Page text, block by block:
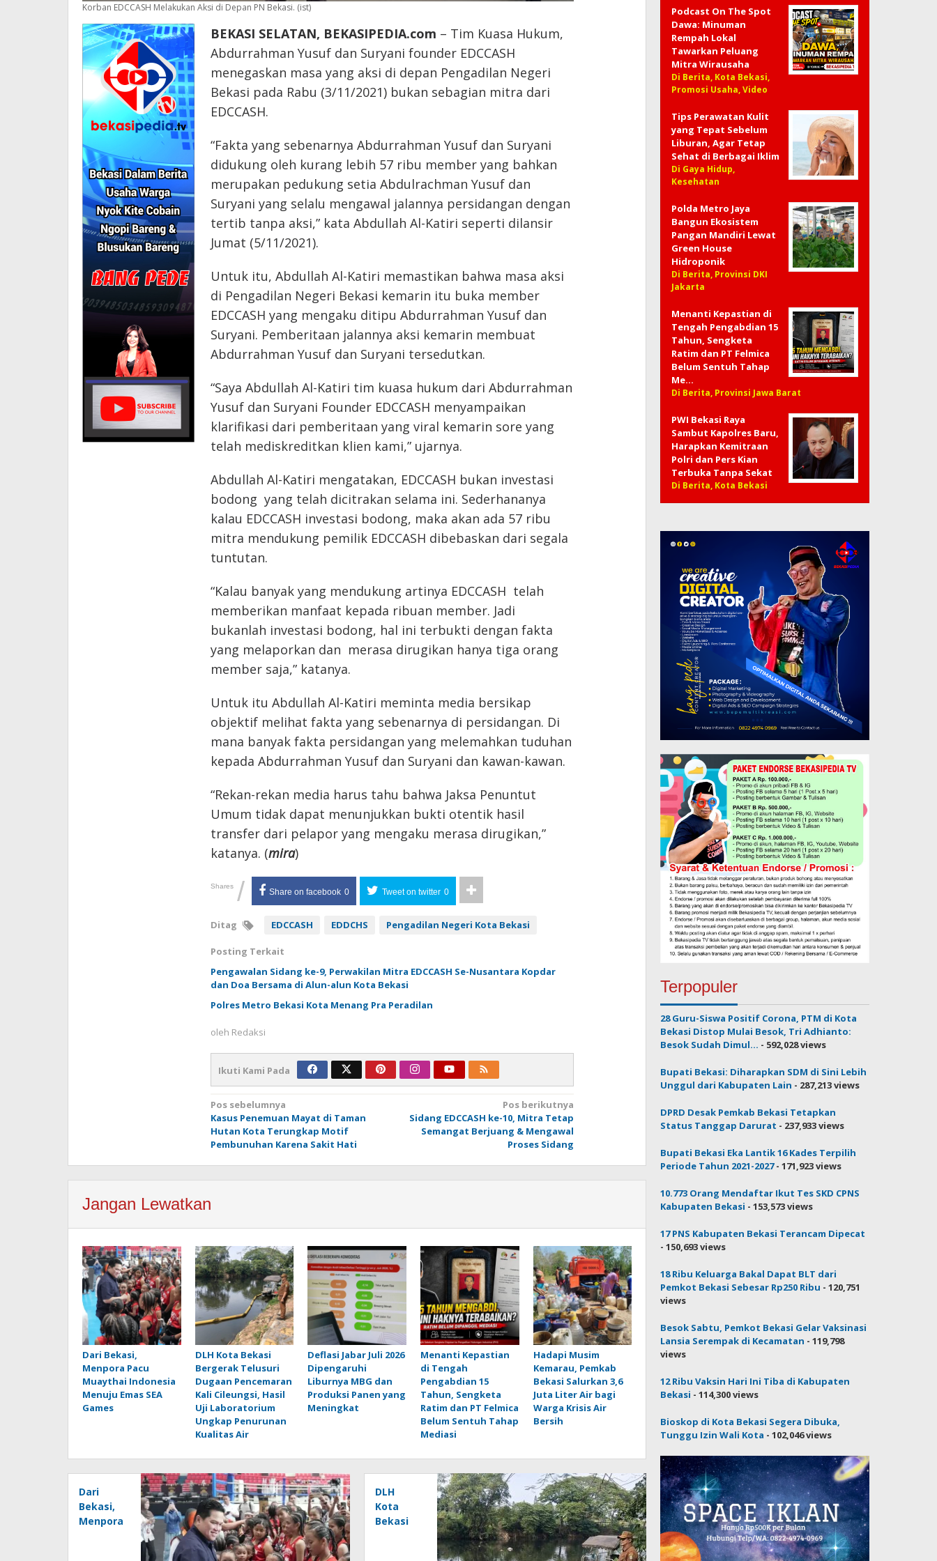
Korban EDCCASH Melakukan Aksi di Depan PN Bekasi. (ist)
BEKASI SELATAN, BEKASIPEDIA.com – Tim Kuasa Hukum,
Abdurrahman Yusuf dan Suryani founder EDCCASH
menegaskan masa yang aksi di depan Pengadilan Negeri
Bekasi pada Rabu (3/11/2021) bukan sebagian mitra dari
EDCCASH.
“Fakta yang sebenarnya Abdurrahman Yusuf dan Suryani
didukung oleh kurang lebih 57 ribu member yang bahkan
merupakan pedukung setia Abdulrachman Yusuf dan
Suryani yang selalu mengawal jalannya persidangan dengan
tertib tanpa aksi,” kata Abdullah Al-Katiri seperti dilansir
Jumat (5/11/2021).
Untuk itu, Abdullah Al-Katiri memastikan bahwa masa aksi
di Pengadilan Negeri Bekasi kemarin itu buka member
EDCCASH yang mengaku ditipu Abdurrahman Yusuf dan
Suryani. Pemberitaan jalannya aksi kemarin membuat
Abdurrahman Yusuf dan Suryani tersedutkan.
“Saya Abdullah Al-Katiri tim kuasa hukum dari Abdurrahman
Yusuf dan Suryani Founder EDCCASH menyampaikan
klarifikasi dari pemberitaan yang viral kemarin sore yang
telah mediskreditkan klien kami,” ujarnya.
Abdullah Al-Katiri mengatakan, EDCCASH bukan investasi
bodong yang telah dicitrakan selama ini. Sederhananya
kalau EDCCASH investasi bodong, maka akan ada 57 ribu
mitra mendukung pemilik EDCCASH dibebaskan dari segala
tuntutan.
“Kalau banyak yang mendukung artinya EDCCASH telah
memberikan manfaat kepada ribuan member. Jadi
bukanlah investasi bodong, hal ini terbukti dengan fakta
yang melaporkan dan merasa dirugikan hanya tiga orang
member saja,” katanya.
Untuk itu Abdullah Al-Katiri meminta media bersikap
objektif melihat fakta yang sebenarnya di persidangan. Di
mana banyak fakta persidangan yang melemahkan tuduhan
kepada Abdurrahman Yusuf dan Suryani dan kawan-kawan.
“Rekan-rekan media harus tahu bahwa Jaksa Penuntut
Umum tidak dapat menunjukkan bukti otentik hasil
transfer dari pelapor yang mengaku merasa dirugikan,”
katanya. (mira)
Shares / Share on facebook 0 Tweet on twitter 0
Ditag EDCCASH EDDCHS Pengadilan Negeri Kota Bekasi
Posting Terkait
Pengawalan Sidang ke-9, Perwakilan Mitra EDCCASH Se-Nusantara Kopdar
dan Doa Bersama di Alun-alun Kota Bekasi
Polres Metro Bekasi Kota Menang Pra Peradilan
oleh Redaksi
Ikuti Kami Pada
Navigasi
pos
Pos sebelumnya
Kasus Penemuan Mayat di Taman
Hutan Kota Terungkap Motif
Pembunuhan Karena Sakit Hati
Pos berikutnya
Sidang EDCCASH ke-10, Mitra Tetap
Semangat Berjuang & Mengawal
Proses Sidang
Jangan Lewatkan
Dari Bekasi,
Menpora Pacu
Muaythai Indonesia
Menuju Emas SEA
Games
DLH Kota Bekasi
Bergerak Telusuri
Dugaan Pencemaran
Kali Cileungsi, Hasil
Uji Laboratorium
Ungkap Penurunan
Kualitas Air
Deflasi Jabar Juli 2026
Dipengaruhi
Liburnya MBG dan
Produksi Panen yang
Meningkat
Menanti Kepastian
di Tengah
Pengabdian 15
Tahun, Sengketa
Ratim dan PT Felmica
Belum Sentuh Tahap
Mediasi
Hadapi Musim
Kemarau, Pemkab
Bekasi Salurkan 3,6
Juta Liter Air bagi
Warga Krisis Air
Bersih
Dari
Bekasi,
Menpora
DLH
Kota
Bekasi
Podcast On The Spot
Dawa: Minuman
Rempah Lokal
Tawarkan Peluang
Mitra Wirausaha
Di Berita, Kota Bekasi,
Promosi Usaha, Video
Tips Perawatan Kulit
yang Tepat Sebelum
Liburan, Agar Tetap
Sehat di Berbagai Iklim
Di Gaya Hidup,
Kesehatan
Polda Metro Jaya
Bangun Ekosistem
Pangan Mandiri Lewat
Green House
Hidroponik
Di Berita, Provinsi DKI
Jakarta
Menanti Kepastian di
Tengah Pengabdian 15
Tahun, Sengketa
Ratim dan PT Felmica
Belum Sentuh Tahap
Me…
Di Berita, Provinsi Jawa Barat
PWI Bekasi Raya
Sambut Kapolres Baru,
Harapkan Kemitraan
Polri dan Pers Kian
Terbuka Tanpa Sekat
Di Berita, Kota Bekasi
Terpopuler
28 Guru-Siswa Positif Corona, PTM di Kota
Bekasi Distop Mulai Besok, Tri Adhianto:
Besok Sudah Dimul... - 592,028 views
Bupati Bekasi: Diharapkan SDM di Sini Lebih
Unggul dari Kabupaten Lain - 287,213 views
DPRD Desak Pemkab Bekasi Tetapkan
Status Tanggap Darurat - 237,933 views
Bupati Bekasi Eka Lantik 16 Kades Terpilih
Periode Tahun 2021-2027- 171,923 views
10.773 Orang Mendaftar Ikut Tes SKD CPNS
Kabupaten Bekasi - 153,573 views
17 PNS Kabupaten Bekasi Terancam Dipecat
- 150,693 views
18 Ribu Keluarga Bakal Dapat BLT dari
Pemkot Bekasi Sebesar Rp250 Ribu - 120,751
views
Besok Sabtu, Pemkot Bekasi Gelar Vaksinasi
Lansia Serempak di Kecamatan - 119,798
views
12 Ribu Vaksin Hari Ini Tiba di Kabupaten
Bekasi - 114,300 views
Bioskop di Kota Bekasi Segera Dibuka,
Tunggu Izin Wali Kota - 102,046 views